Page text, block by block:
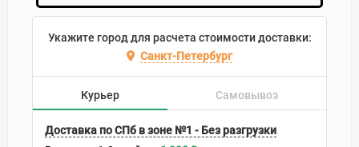
Укажите город для расчета стоимости доставки:
Санкт-Петербург
Курьер Самовывоз
Доставка по СПб в зоне №1 - Без разгрузки